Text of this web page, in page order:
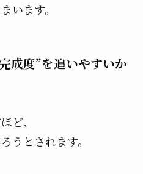
います。
成度”を追いやすいか
ど、
うとされます。